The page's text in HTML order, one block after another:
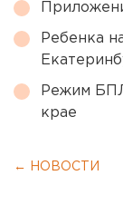
Ребенка
Режим
крае
← НОВОСТИ